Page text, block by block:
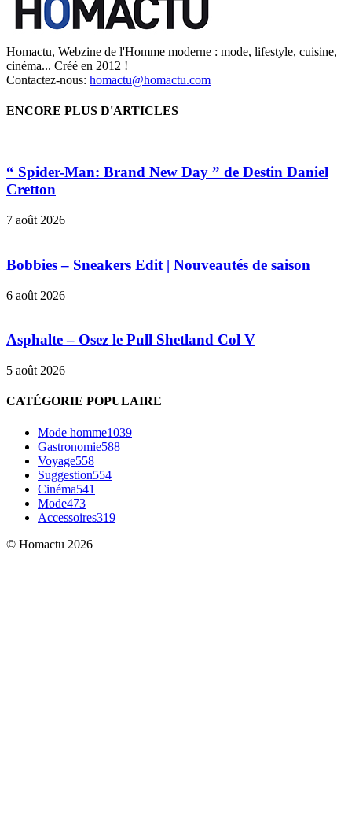
Homactu, Webzine de l'Homme moderne : mode, lifestyle, cuisine,
cinéma... Créé en 2012 !
Contactez-nous: homactu@homactu.com
ENCORE PLUS D'ARTICLES
“ Spider-Man: Brand New Day ” de Destin Daniel
Cretton
7 août 2026
Bobbies – Sneakers Edit | Nouveautés de saison
6 août 2026
Asphalte – Osez le Pull Shetland Col V
5 août 2026
CATÉGORIE POPULAIRE
Mode homme1039
Gastronomie588
Voyage558
Suggestion554
Cinéma541
Mode473
Accessoires319
© Homactu 2026